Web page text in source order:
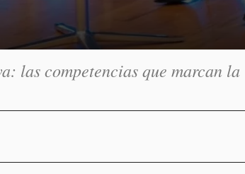
las competencias que marcan la